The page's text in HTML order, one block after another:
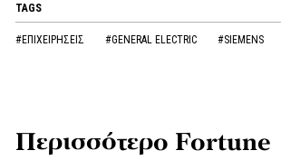
TAGS
#ΕΠΙΧΕΙΡΗΣΕΙΣ #GENERAL ELECTRIC #SIEMENS
Περισσότερο Fortune